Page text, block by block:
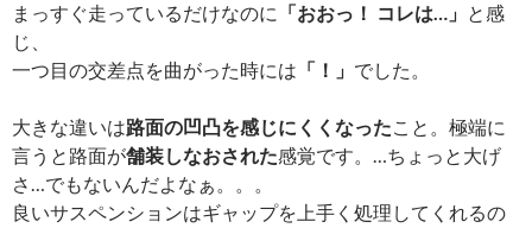
まっすぐ走っているだけなのに 「おおっ！ コレは…」 と感
じ、
一つ目の交差点を曲がった時には 「！」 でした。
大きな違いは路面の凹凸を感じにくくなったこと。極端に
言うと路面が舗装しなおされた感覚です。…ちょっと大げ
さ…でもないんだよなぁ。。。
良いサスペンションはギャップを上手く処理してくれるの